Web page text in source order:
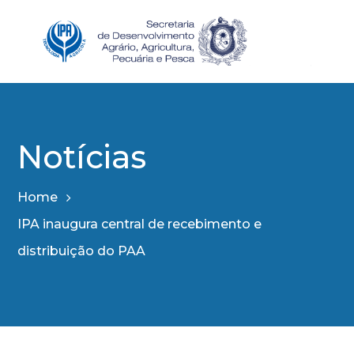
Notícias
Home
IPA inaugura central de recebimento e
distribuição do PAA